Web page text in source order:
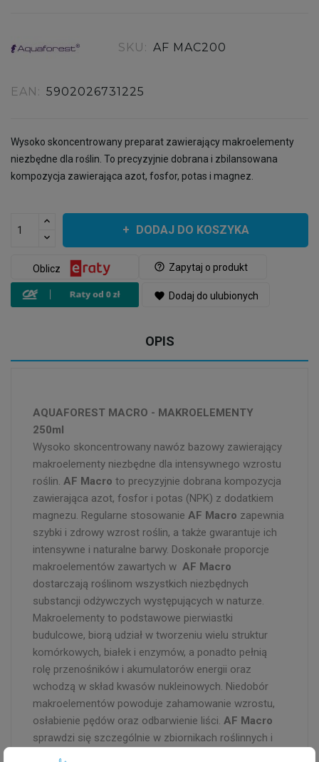
SKU: AF MAC200
EAN: 5902026731225
Wysoko skoncentrowany preparat zawierający makroelementy
niezbędne dla roślin. To precyzyjnie dobrana i zbilansowana
kompozycja zawierająca azot, fosfor, potas i magnez.
DODAJ DO KOSZYKA
help_outline Zapytaj o produkt
Oblicz
favorite Dodaj do ulubionych
OPIS
AQUAFOREST MACRO - MAKROELEMENTY
250ml
Wysoko skoncentrowany nawóz bazowy zawierający
makroelementy niezbędne dla intensywnego wzrostu
roślin. AF Macro to precyzyjnie dobrana kompozycja
zawierająca azot, fosfor i potas (NPK) z dodatkiem
magnezu. Regularne stosowanie AF Macro zapewnia
szybki i zdrowy wzrost roślin, a także gwarantuje ich
intensywne i naturalne barwy. Doskonałe proporcje
makroelementów zawartych w AF Macro
dostarczają roślinom wszystkich niezbędnych
substancji odżywczych występujących w naturze.
Makroelementy to podstawowe pierwiastki
budulcowe, biorą udział w tworzeniu wielu struktur
komórkowych, białek i enzymów, a ponadto pełnią
rolę przenośników i akumulatorów energii oraz
wchodzą w skład kwasów nukleinowych. Niedobór
makroelementów powoduje zahamowanie wzrostu,
osłabienie pędów oraz odbarwienie liści. AF Macro
sprawdzi się szczególnie w zbiornikach roślinnych i